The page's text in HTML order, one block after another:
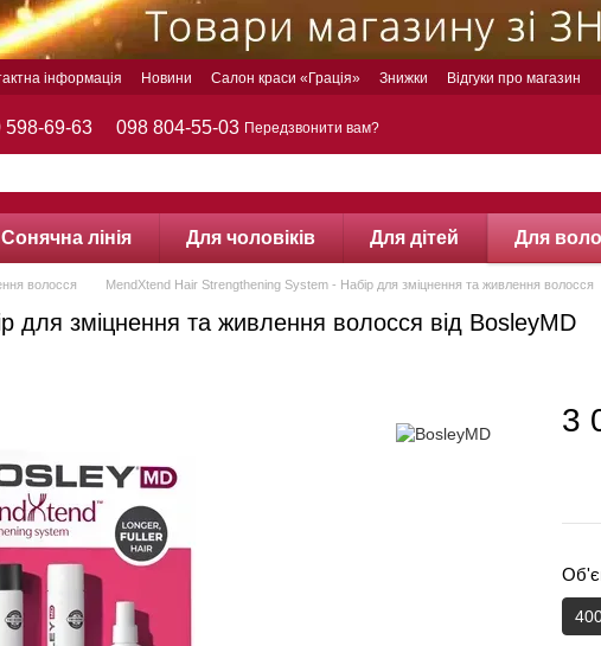
інформація Новини Салон краси «Грація» Знижки Відгуки про магазин
598-69-63 098 804-55-03 Передзвонити вам?
Сонячна лінія Для чоловіків Для дітей Для
волосся MendXtend Hair Strengthening System - Набір для зміцнення та живлення волосся
для зміцнення та живлення волосся від BosleyMD
3